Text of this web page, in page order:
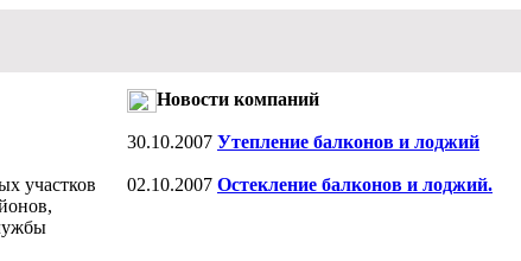
участков
Новости компаний
30.10.2007 Утепление балконов и лоджий
02.10.2007 Остекление балконов и лоджий.